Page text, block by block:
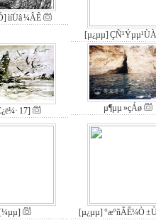
ìíÜâ ¼­ÂÊ
[µ¿µµ]
17] µ¶µµ »çÁø
[¼­µµ] [µ¿µµ] °æºñÃÊ¼Ò